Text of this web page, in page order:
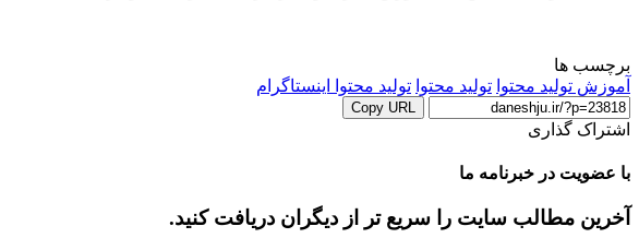
برچسب ها
آموزش تولید محتوا تولید محتوا تولید محتوا اینستاگرام
Copy URL
اشتراک گذاری
بوک
با
با عضویت در خبرنامه ما
آخرین مطالب سایت را سریع تر از دیگران دریافت کنید.